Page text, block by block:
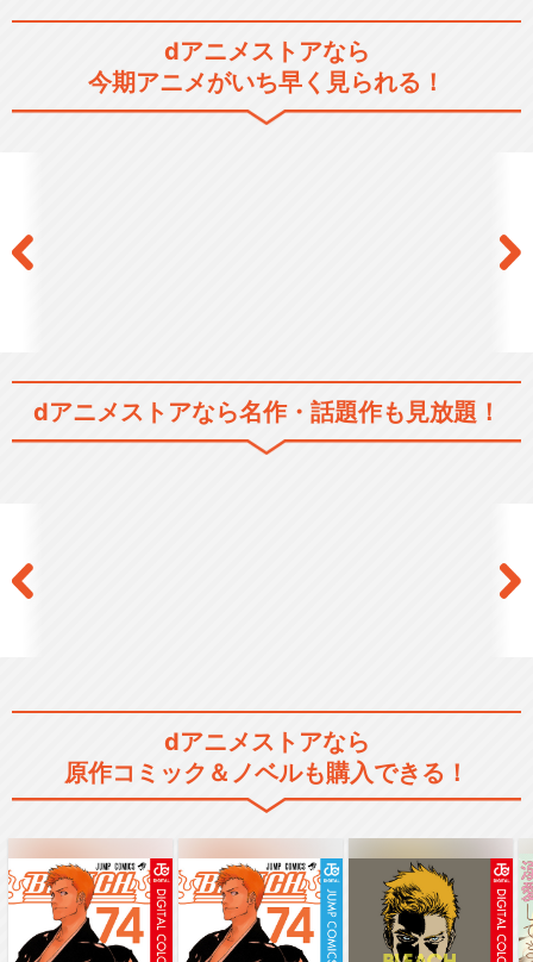
dアニメストアなら
今期アニメがいち早く見られる！
dアニメストアなら名作・話題作も見放題！
dアニメストアなら
原作コミック＆ノベルも購入できる！